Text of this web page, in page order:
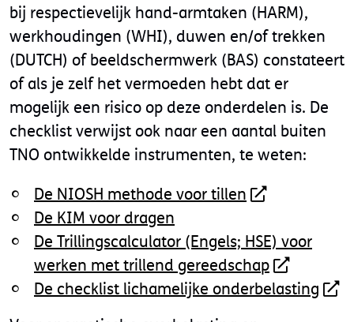
bij respectievelijk hand-armtaken (HARM),
werkhoudingen (WHI), duwen en/of trekken
(DUTCH) of beeldschermwerk (BAS) constateert
of als je zelf het vermoeden hebt dat er
mogelijk een risico op deze onderdelen is. De
checklist verwijst ook naar een aantal buiten
TNO ontwikkelde instrumenten, te weten:
De NIOSH methode voor tillen
De KIM voor dragen
De Trillingscalculator (Engels; HSE) voor
werken met trillend gereedschap
De checklist lichamelijke onderbelasting